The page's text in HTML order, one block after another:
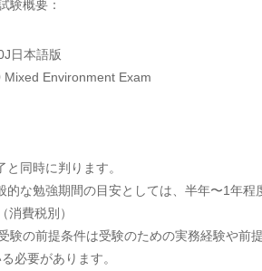
験概要：
日本語版
Environment Exam
同時に判ります。
的な勉強期間の目安としては、半年〜1年程
消費税別）
験の前提条件は受験のための実務経験や
必要があります。